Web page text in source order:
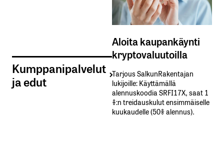
Kumppanipalvelut
ja edut
Aloita kaupankäynti
kryptovaluutoilla
Tarjous SalkunRakentajan
lukijoille: Käyttämällä​ ​
alennuskoodia​ ​SRFI17X,​ ​saat​ ​1
%:n treidauskulut​ ​ensimmäiselle​ ​
kuukaudelle​ ​(50%​ ​alennus).